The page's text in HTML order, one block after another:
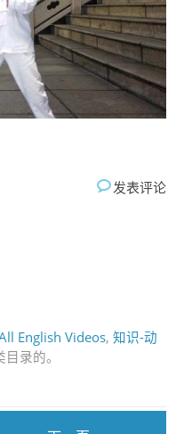
发表评论
English Videos,知识-动
目录的。